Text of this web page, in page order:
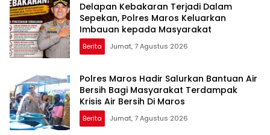
Delapan Kebakaran Terjadi Dalam
Sepekan, Polres Maros Keluarkan
Imbauan kepada Masyarakat
Berita Jumat, 7 Agustus 2026
Polres Maros Hadir Salurkan Bantuan Air
Bersih Bagi Masyarakat Terdampak
Krisis Air Bersih Di Maros
Berita Jumat, 7 Agustus 2026